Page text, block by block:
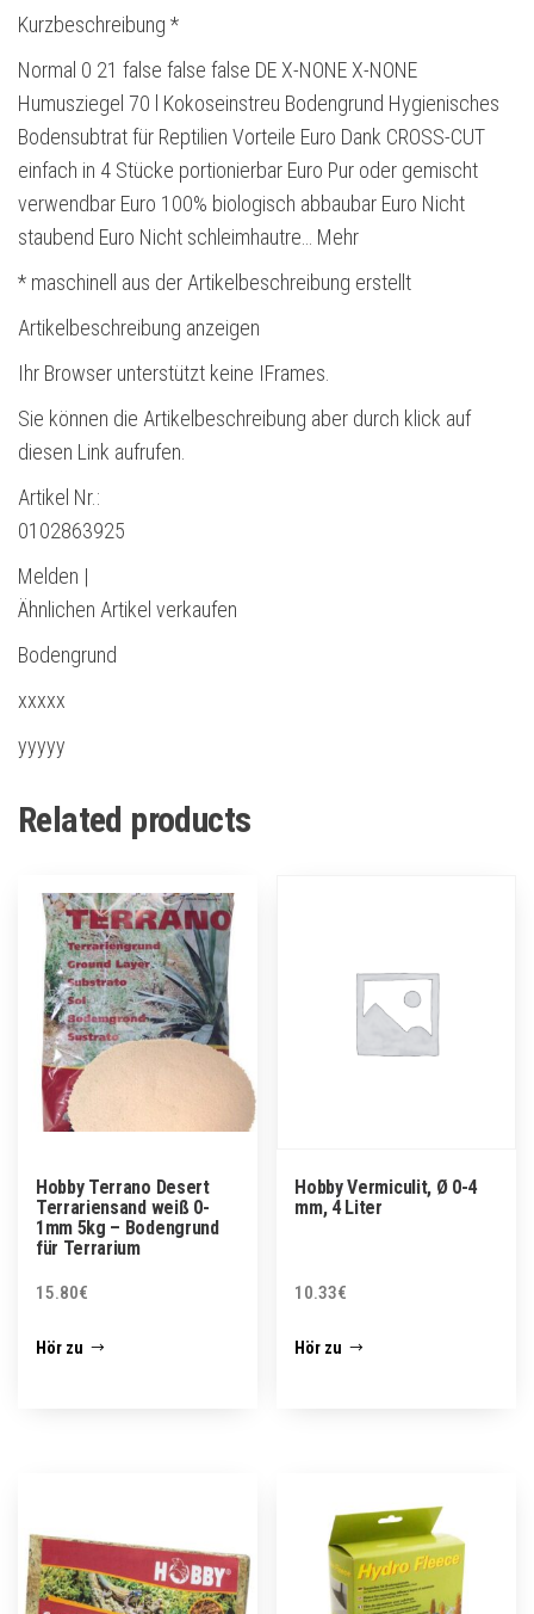
Kurzbeschreibung *
Normal 0 21 false false false DE X-NONE X-NONE
Humusziegel 70 l Kokoseinstreu Bodengrund Hygienisches
Bodensubtrat für Reptilien Vorteile Euro Dank CROSS-CUT
einfach in 4 Stücke portionierbar Euro Pur oder gemischt
verwendbar Euro 100% biologisch abbaubar Euro Nicht
staubend Euro Nicht schleimhautre… Mehr
* maschinell aus der Artikelbeschreibung erstellt
Artikelbeschreibung anzeigen
Ihr Browser unterstützt keine IFrames.
Sie können die Artikelbeschreibung aber durch klick auf
diesen Link aufrufen.
Artikel Nr.:
0102863925
Melden |
Ähnlichen Artikel verkaufen
Bodengrund
xxxxx
yyyyy
Related products
Hobby Terrano Desert
Terrariensand weiß 0-
1mm 5kg – Bodengrund
für Terrarium
15.80€
Hör zu
Hobby Vermiculit, Ø 0-4
mm, 4 Liter
10.33€
Hör zu